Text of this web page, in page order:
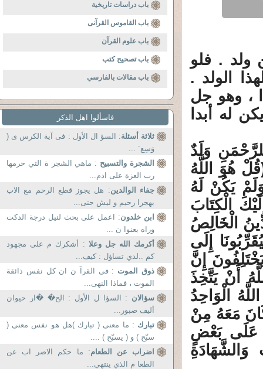
ولد . فلو
الولد .
، وهو جل
له أبدا
وَلَدٌ
هُوَ اللَّهُ
الصَّمَدُ (2) لَمْ يَلِدْ وَلَمْ يُولَدْ (3) وَلَمْ يَكُنْ لَهُ
إِلَيْكَ الْكِتَابَ
(2) أَلا لِلَّهِ الدِّينُ الْخَالِصُ
إِلَى
إِنَّ
(3) لَوْ أَرَادَ اللَّهُ أَنْ يَتَّخِذَ
الْوَاحِدُ
كَانَ مَعَهُ مِنْ
عَلَى بَعْضٍ
الْغَيْبِ وَالشَّهَادَةِ
باب دراسات تاريخية
باب القاموس القرآنى
باب علوم القرآن
باب تصحيح كتب
باب مقالات بالفارسي
فاسألوا اهل الذكر
ثلاثة أسئلة: السؤ ال الأول : فى آية الكرس ى (
وَسِع َ ...
الشجرة والتسبيح : ماهي الشجر ة التي حرمها
رب العزة على ادم...
جفاء الوالدين: هل يجوز قطع الرحم مع الاب
بهجرا رحيم و ليش حتى...
ابن خلدون: اعمل على بحث لنيل درجة الدكت
وراه بعنوا ن ...
أكرمك الله جل وعلا : أشكرك م على مجهود
كم ..لدي تساؤل : كيف...
ذوق الموت : فى القرآ ن ان كل نفس ذائقة
الموت ، فماذا النهى...
سؤالان : السؤا ل الأول : الح� �ار حيوان
أليف صبور...
تبارك : ما معنى ( تبارك )هل هو نفس معنى (
سبّح ) و ( يسبّح ) ....
اضراب عن الطعام: ما حكم الاضر اب عن
الطعا م الذي ينتهي...